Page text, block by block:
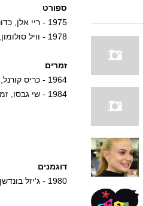
ספורט
1975 - ריי אלן, כדורסלן אמריקאי
1978 - וויל סולומון, כדורסלן אמריקאי
זמרים
1964 - כריס קורנל, זמר אמריקאי, סולן להקת סאונדגרדן (התאבד ב-17 במאי 2017)
1984 - שי גבסו, זמר ויוצר ישראלי
דוגמנים
1980 - ג'יזל בונדשן, דוגמנית ברזילאית